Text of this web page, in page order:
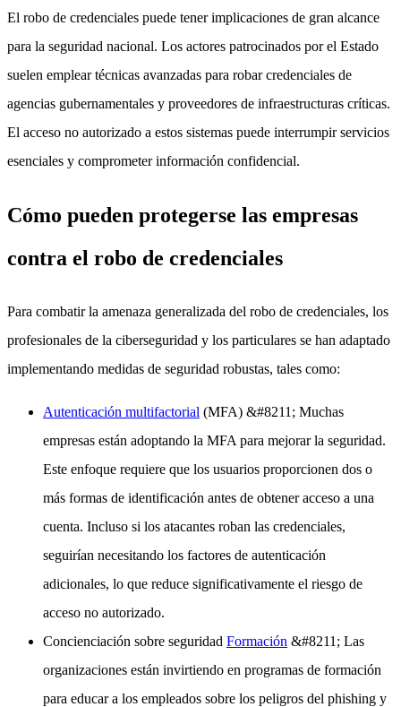
El robo de credenciales puede tener implicaciones de gran alcance
para la seguridad nacional. Los actores patrocinados por el Estado
suelen emplear técnicas avanzadas para robar credenciales de
agencias gubernamentales y proveedores de infraestructuras críticas.
El acceso no autorizado a estos sistemas puede interrumpir servicios
esenciales y comprometer información confidencial.
Cómo pueden protegerse las empresas
contra el robo de credenciales
Para combatir la amenaza generalizada del robo de credenciales, los
profesionales de la ciberseguridad y los particulares se han adaptado
implementando medidas de seguridad robustas, tales como:
Autenticación multifactorial (MFA) &#8211; Muchas
empresas están adoptando la MFA para mejorar la seguridad.
Este enfoque requiere que los usuarios proporcionen dos o
más formas de identificación antes de obtener acceso a una
cuenta. Incluso si los atacantes roban las credenciales,
seguirían necesitando los factores de autenticación
adicionales, lo que reduce significativamente el riesgo de
acceso no autorizado.
Concienciación sobre seguridad Formación &#8211; Las
organizaciones están invirtiendo en programas de formación
para educar a los empleados sobre los peligros del phishing y